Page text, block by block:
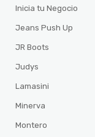
Inicia tu Negocio
Jeans Push Up
JR Boots
Judys
Lamasini
Minerva
Montero